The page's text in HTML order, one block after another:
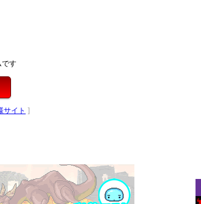
です
サイト ]